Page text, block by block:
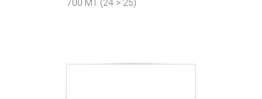
700 MT (24 > 25)